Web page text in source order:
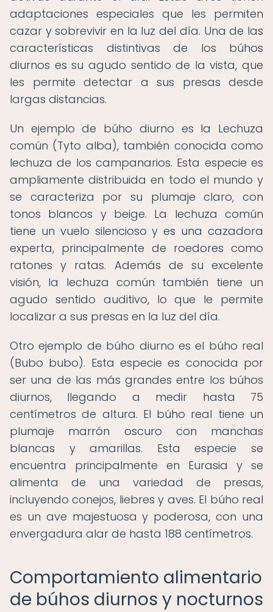
adaptaciones especiales que les permiten
cazar y sobrevivir en la luz del día. Una de las
características distintivas de los búhos
diurnos es su agudo sentido de la vista, que
les permite detectar a sus presas desde
largas distancias.
Un ejemplo de búho diurno es la Lechuza
común (Tyto alba), también conocida como
lechuza de los campanarios. Esta especie es
ampliamente distribuida en todo el mundo y
se caracteriza por su plumaje claro, con
tonos blancos y beige. La lechuza común
tiene un vuelo silencioso y es una cazadora
experta, principalmente de roedores como
ratones y ratas. Además de su excelente
visión, la lechuza común también tiene un
agudo sentido auditivo, lo que le permite
localizar a sus presas en la luz del día.
Otro ejemplo de búho diurno es el búho real
(Bubo bubo). Esta especie es conocida por
ser una de las más grandes entre los búhos
diurnos, llegando a medir hasta 75
centímetros de altura. El búho real tiene un
plumaje marrón oscuro con manchas
blancas y amarillas. Esta especie se
encuentra principalmente en Eurasia y se
alimenta de una variedad de presas,
incluyendo conejos, liebres y aves. El búho real
es un ave majestuosa y poderosa, con una
envergadura alar de hasta 188 centímetros.
Comportamiento alimentario
de búhos diurnos y nocturnos